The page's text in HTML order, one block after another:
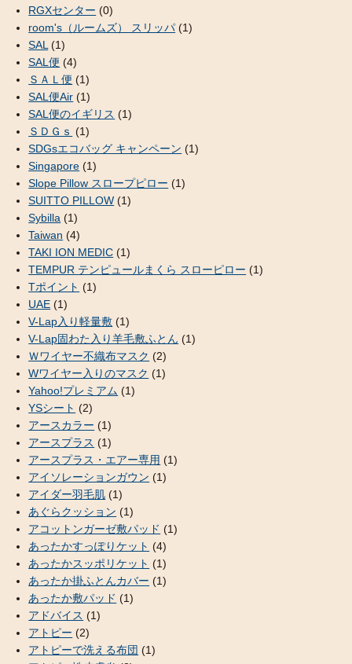
RGXセンター (0)
room's（ルームズ） スリッパ (1)
SAL (1)
SAL便 (4)
ＳＡＬ便 (1)
SAL便Air (1)
SAL便のイギリス (1)
ＳＤＧｓ (1)
SDGsエコバッグ キャンペーン (1)
Singapore (1)
Slope Pillow スロープピロー (1)
SUITTO PILLOW (1)
Sybilla (1)
Taiwan (4)
TAKI ION MEDIC (1)
TEMPUR テンピュールまくら スローピロー (1)
Tポイント (1)
UAE (1)
V-Lap入り軽量敷 (1)
V-Lap固わた入り羊毛敷ふとん (1)
Ｗワイヤー不織布マスク (2)
Wワイヤー入りのマスク (1)
Yahoo!プレミアム (1)
YSシート (2)
アースカラー (1)
アースプラス (1)
アースプラス・エアー専用 (1)
アイソレーションガウン (1)
アイダー羽毛肌 (1)
あぐらクッション (1)
アコットンガーゼ敷パッド (1)
あったかすっぽりケット (4)
あったかスッポリケット (1)
あったか掛ふとんカバー (1)
あったか敷パッド (1)
アドバイス (1)
アトピー (2)
アトピーで洗える布団 (1)